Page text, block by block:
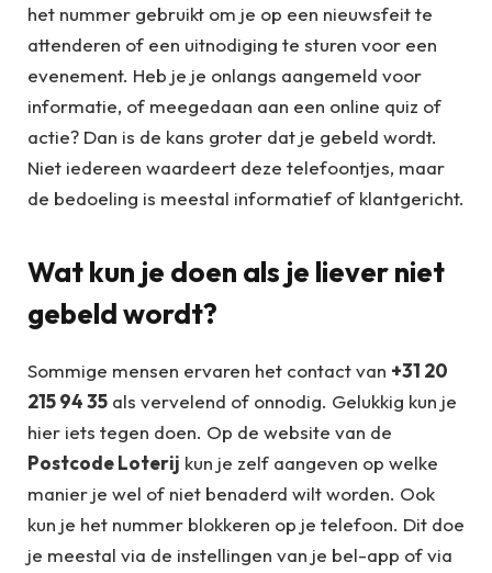
het nummer gebruikt om je op een nieuwsfeit te
attenderen of een uitnodiging te sturen voor een
evenement. Heb je je onlangs aangemeld voor
informatie, of meegedaan aan een online quiz of
actie? Dan is de kans groter dat je gebeld wordt.
Niet iedereen waardeert deze telefoontjes, maar
de bedoeling is meestal informatief of klantgericht.
Wat kun je doen als je liever niet
gebeld wordt?
Sommige mensen ervaren het contact van +31 20
215 94 35 als vervelend of onnodig. Gelukkig kun je
hier iets tegen doen. Op de website van de
Postcode Loterij kun je zelf aangeven op welke
manier je wel of niet benaderd wilt worden. Ook
kun je het nummer blokkeren op je telefoon. Dit doe
je meestal via de instellingen van je bel-app of via